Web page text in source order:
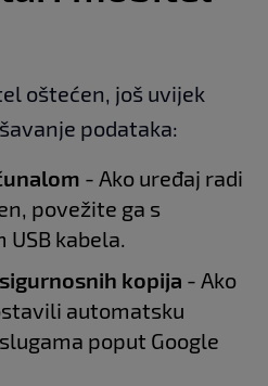
oštećen, još uvijek
podataka:
- Ako uređaj radi
povežite ga s
kabela.
kopija - Ako
automatsku
poput Google